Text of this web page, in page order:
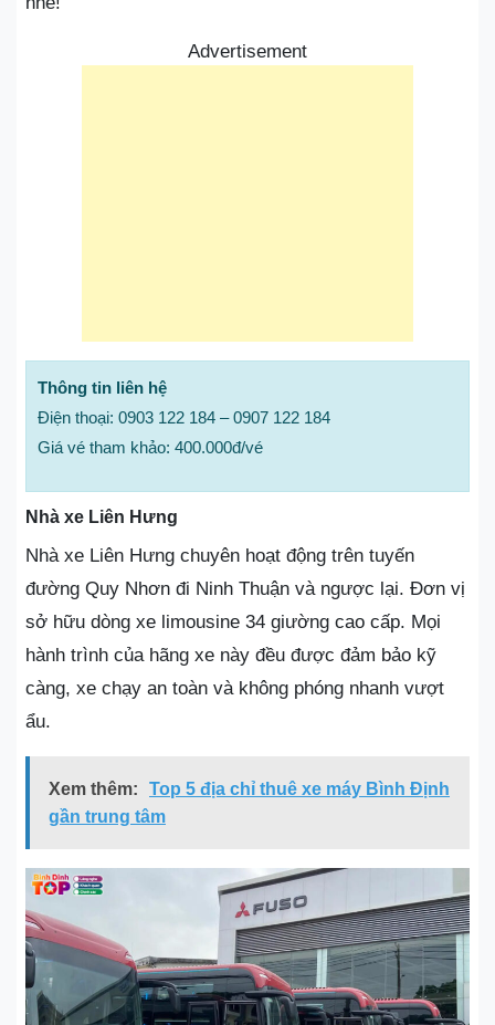
Advertisement
Thông tin liên hệ
Điện thoại: 0903 122 184 – 0907 122 184
Giá vé tham khảo: 400.000đ/vé
Nhà xe Liên Hưng
Nhà xe Liên Hưng chuyên hoạt động trên tuyến
đường Quy Nhơn đi Ninh Thuận và ngược lại. Đơn vị
sở hữu dòng xe limousine 34 giường cao cấp. Mọi
hành trình của hãng xe này đều được đảm bảo kỹ
càng, xe chạy an toàn và không phóng nhanh vượt
ẩu.
Xem thêm:
Top 5 địa chỉ thuê xe máy Bình Định
gần trung tâm